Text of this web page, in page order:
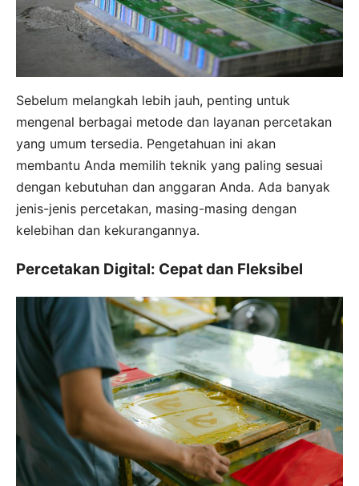
Sebelum melangkah lebih jauh, penting untuk
mengenal berbagai metode dan layanan percetakan
yang umum tersedia. Pengetahuan ini akan
membantu Anda memilih teknik yang paling sesuai
dengan kebutuhan dan anggaran Anda. Ada banyak
jenis-jenis percetakan, masing-masing dengan
kelebihan dan kekurangannya.
Percetakan Digital: Cepat dan Fleksibel